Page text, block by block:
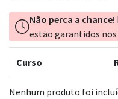
Não perca a chance!
estão garantidos
Curso
Nenhum produto foi